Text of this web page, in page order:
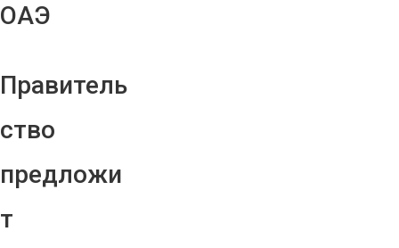
ОАЭ
Правитель
ство
предложи
т